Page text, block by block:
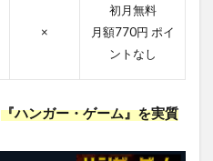
×
初月無料
月額770円 ポイ
ントなし
『ハンガー・ゲーム』を実質